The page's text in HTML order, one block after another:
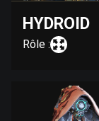
HYDROID
Rôle :